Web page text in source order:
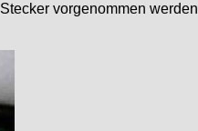
vorgenommen werden